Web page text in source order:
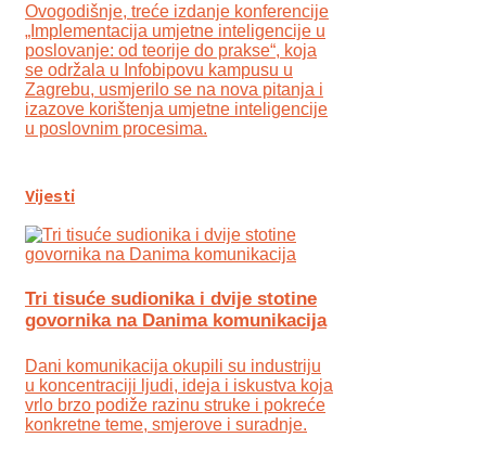
Ovogodišnje, treće izdanje konferencije
„Implementacija umjetne inteligencije u
poslovanje: od teorije do prakse“, koja
se održala u Infobipovu kampusu u
Zagrebu, usmjerilo se na nova pitanja i
izazove korištenja umjetne inteligencije
u poslovnim procesima.
Vijesti
Tri tisuće sudionika i dvije stotine
govornika na Danima komunikacija
Dani komunikacija okupili su industriju
u koncentraciji ljudi, ideja i iskustva koja
vrlo brzo podiže razinu struke i pokreće
konkretne teme, smjerove i suradnje.